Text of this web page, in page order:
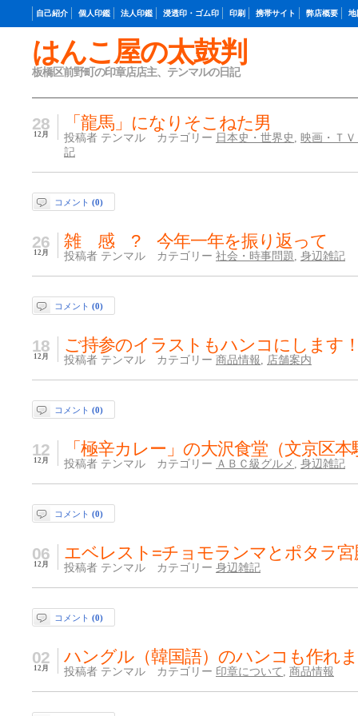
はんこ屋の太鼓判
板橋区前野町の印章店店主、テンマルの日記
自己紹介 個人印鑑 法人印鑑 浸透印・ゴム印 印刷 携帯サイト 弊店概要 地
「龍馬」になりそこねた男
28
12月 投稿者 テンマル カテゴリー 日本史・世界史 , 映画・Ｔ
記
コメント (0)
雑 感 ? 今年一年を振り返って
26
12月 投稿者 テンマル カテゴリー 社会・時事問題, 身辺雑記
コメント (0)
ご持参のイラストもハンコにします
18
12月 投稿者 テンマル カテゴリー 商品情報, 店舗案内
コメント (0)
「極辛カレー」の大沢食堂（文京区本
12
12月 投稿者 テンマル カテゴリー ＡＢＣ級グルメ , 身辺雑記
コメント (0)
エベレスト=チョモランマとポタラ
06
12月 投稿者 テンマル カテゴリー 身辺雑記
コメント (0)
ハングル（韓国語）のハンコも作れ
02
12月 投稿者 テンマル カテゴリー 印章について , 商品情報